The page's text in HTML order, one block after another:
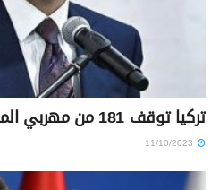
تركيا توقف 181 من مهربي المهاجرين